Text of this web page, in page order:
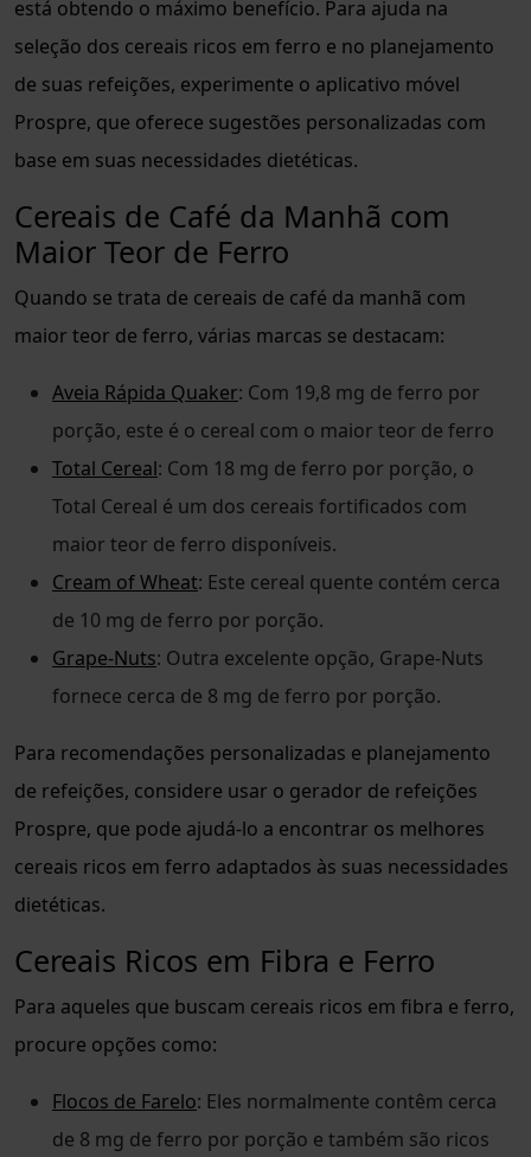
está obtendo o máximo benefício. Para ajuda na
seleção dos cereais ricos em ferro e no planejamento
de suas refeições, experimente o aplicativo móvel
Prospre, que oferece sugestões personalizadas com
base em suas necessidades dietéticas.
Cereais de Café da Manhã com
Maior Teor de Ferro
Quando se trata de cereais de café da manhã com
maior teor de ferro, várias marcas se destacam:
Aveia Rápida Quaker: Com 19,8 mg de ferro por
porção, este é o cereal com o maior teor de ferro
Total Cereal: Com 18 mg de ferro por porção, o
Total Cereal é um dos cereais fortificados com
maior teor de ferro disponíveis.
Cream of Wheat: Este cereal quente contém cerca
de 10 mg de ferro por porção.
Grape-Nuts: Outra excelente opção, Grape-Nuts
fornece cerca de 8 mg de ferro por porção.
Para recomendações personalizadas e planejamento
de refeições, considere usar o gerador de refeições
Prospre, que pode ajudá-lo a encontrar os melhores
cereais ricos em ferro adaptados às suas necessidades
dietéticas.
Cereais Ricos em Fibra e Ferro
Para aqueles que buscam cereais ricos em fibra e ferro,
procure opções como:
Flocos de Farelo: Eles normalmente contêm cerca
de 8 mg de ferro por porção e também são ricos